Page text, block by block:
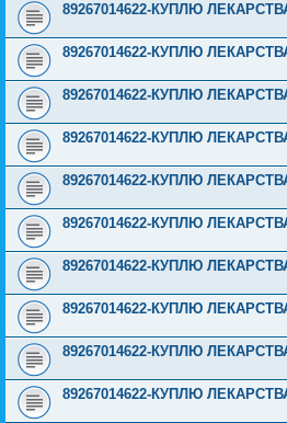
89267014622-КУПЛЮ
89267014622-КУПЛЮ
89267014622-КУПЛЮ
89267014622-КУПЛЮ
89267014622-КУПЛЮ
89267014622-КУПЛЮ
89267014622-КУПЛЮ
89267014622-КУПЛЮ
89267014622-КУПЛЮ
89267014622-КУПЛЮ